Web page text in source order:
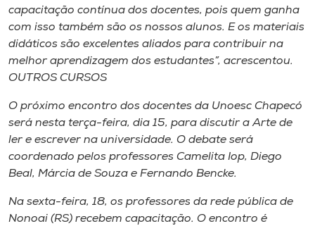
capacitação contínua dos docentes, pois quem ganha
com isso também são os nossos alunos. E os materiais
didáticos são excelentes aliados para contribuir na
melhor aprendizagem dos estudantes”, acrescentou.
OUTROS CURSOS
O próximo encontro dos docentes da Unoesc Chapecó
será nesta terça-feira, dia 15, para discutir a Arte de
ler e escrever na universidade. O debate será
coordenado pelos professores Camelita Iop, Diego
Beal, Márcia de Souza e Fernando Bencke.
Na sexta-feira, 18, os professores da rede pública de
Nonoai (RS) recebem capacitação. O encontro é